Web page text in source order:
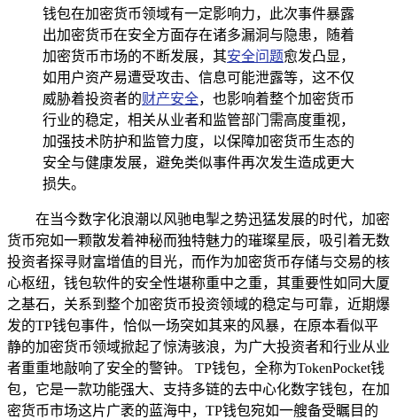
钱包在加密货币领域有一定影响力，此次事件暴露
出加密货币在安全方面存在诸多漏洞与隐患，随着
加密货币市场的不断发展，其安全问题愈发凸显，
如用户资产易遭受攻击、信息可能泄露等，这不仅
威胁着投资者的财产安全，也影响着整个加密货币
行业的稳定，相关从业者和监管部门需高度重视，
加强技术防护和监管力度，以保障加密货币生态的
安全与健康发展，避免类似事件再次发生造成更大
损失。
在当今数字化浪潮以风驰电掣之势迅猛发展的时代，加密
货币宛如一颗散发着神秘而独特魅力的璀璨星辰，吸引着无数
投资者探寻财富增值的目光，而作为加密货币存储与交易的核
心枢纽，钱包软件的安全性堪称重中之重，其重要性如同大厦
之基石，关系到整个加密货币投资领域的稳定与可靠，近期爆
发的TP钱包事件，恰似一场突如其来的风暴，在原本看似平
静的加密货币领域掀起了惊涛骇浪，为广大投资者和行业从业
者重重地敲响了安全的警钟。 TP钱包，全称为TokenPocket钱
包，它是一款功能强大、支持多链的去中心化数字钱包，在加
密货币市场这片广袤的蓝海中，TP钱包宛如一艘备受瞩目的